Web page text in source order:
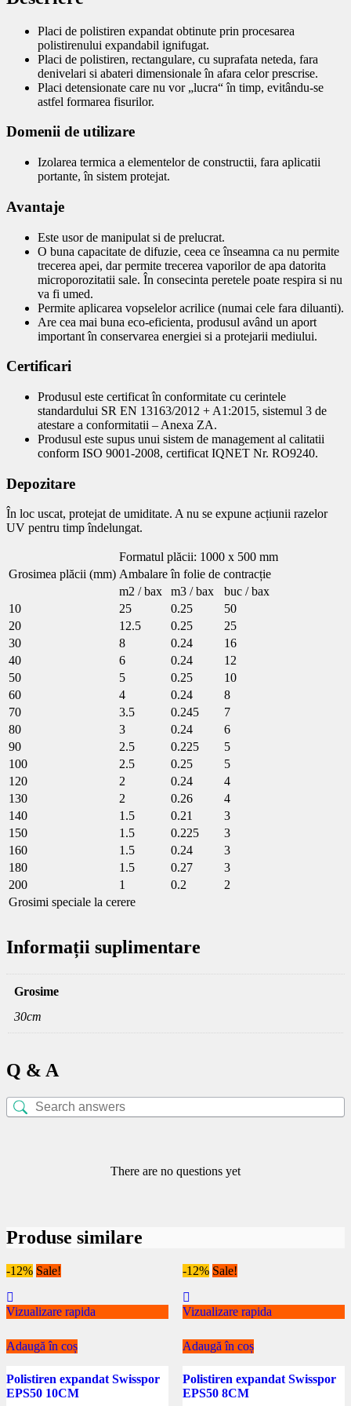
Placi de polistiren expandat obtinute prin procesarea
polistirenului expandabil ignifugat.
Placi de polistiren, rectangulare, cu suprafata neteda, fara
denivelari si abateri dimensionale în afara celor prescrise.
Placi detensionate care nu vor „lucra“ în timp, evitându-se
astfel formarea fisurilor.
Domenii de utilizare
Izolarea termica a elementelor de constructii, fara aplicatii
portante, în sistem protejat.
Avantaje
Este usor de manipulat si de prelucrat.
O buna capacitate de difuzie, ceea ce înseamna ca nu permite
trecerea apei, dar permite trecerea vaporilor de apa datorita
microporozitatii sale. În consecinta peretele poate respira si nu
va fi umed.
Permite aplicarea vopselelor acrilice (numai cele fara diluanti).
Are cea mai buna eco-eficienta, produsul având un aport
important în conservarea energiei si a protejarii mediului.
Certificari
Produsul este certificat în conformitate cu cerintele
standardului SR EN 13163/2012 + A1:2015, sistemul 3 de
atestare a conformitatii – Anexa ZA.
Produsul este supus unui sistem de management al calitatii
conform ISO 9001-2008, certificat IQNET Nr. RO9240.
Depozitare
În loc uscat, protejat de umiditate. A nu se expune acțiunii razelor
UV pentru timp îndelungat.
Grosimea plăcii (mm)
Formatul plăcii: 1000 x 500 mm
Ambalare în folie de contracție
m2 / bax
m3 / bax
buc / bax
10
25 0.25
50
20
12.5 0.25
25
30
8 0.24
16
40
6 0.24
12
50
5 0.25
10
60
4 0.24
8
70
3.5 0.245
7
80
3 0.24
6
90
2.5 0.225
5
100
2.5 0.25
5
120
2 0.24
4
130
2 0.26
4
140
1.5 0.21
3
150
1.5 0.225
3
160
1.5 0.24
3
180
1.5 0.27
3
200
1 0.2
2
Grosimi speciale la cerere
Informații suplimentare
Grosime
30cm
Q & A
There are no questions yet
Produse similare
-12% Sale!
Vizualizare rapida
Adaugă în coș
Polistiren expandat Swisspor
EPS50 10CM
-12% Sale!
Vizualizare rapida
Adaugă în coș
Polistiren expandat Swisspor
EPS50 8CM